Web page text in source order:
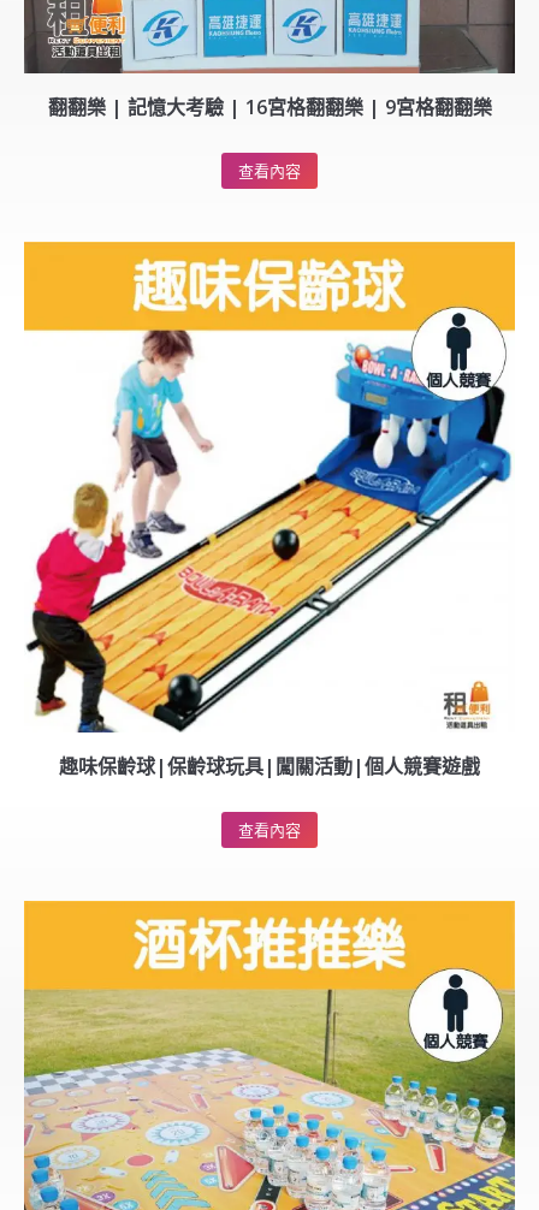
翻翻樂 | 記憶大考驗 | 16宮格翻翻樂 | 9宮格翻翻樂
查看內容
趣味保齡球|保齡球玩具|闖關活動|個人競賽遊戲
查看內容